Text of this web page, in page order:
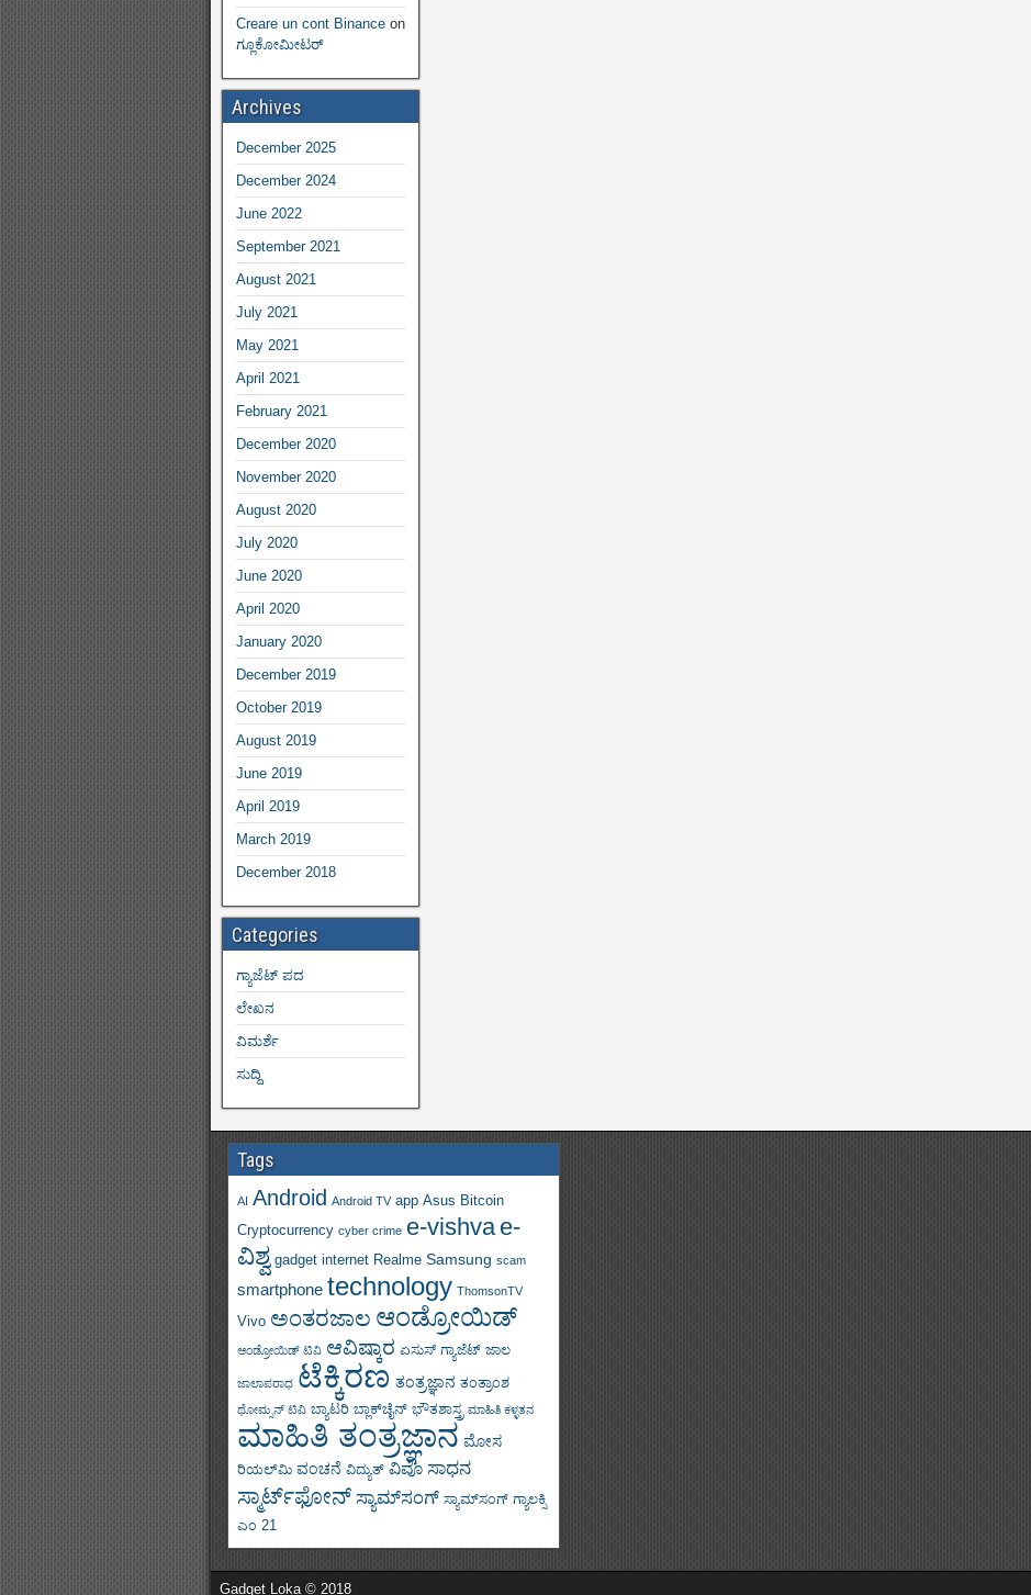
Creare un cont Binance on
ಗ್ಲೂಕೋಮೀಟರ್
Archives
December 2025
December 2024
June 2022
September 2021
August 2021
July 2021
May 2021
April 2021
February 2021
December 2020
November 2020
August 2020
July 2020
June 2020
April 2020
January 2020
December 2019
October 2019
August 2019
June 2019
April 2019
March 2019
December 2018
Categories
ಗ್ಯಾಜೆಟ್ ಪದ
ಲೇಖನ
ವಿಮರ್ಶೆ
ಸುದ್ದಿ
Tags
AI Android Android TV app Asus Bitcoin
Cryptocurrency cyber crime e-vishva e-
ವಿಶ್ವ gadget internet Realme Samsung scam
smartphone technology ThomsonTV
Vivo ಅಂತರಜಾಲ ಆಂಡ್ರೋಯಿಡ್
ಆಂಡ್ರೋಯಿಡ್ ಟಿವಿ ಆವಿಷ್ಕಾರ ಏಸುಸ್ ಗ್ಯಾಜೆಟ್ ಜಾಲ
ಜಾಲಾಪರಾಧ ಟೆಕ್ಕಿರಣ ತಂತ್ರಜ್ಞಾನ ತಂತ್ರಾಂಶ
ಥೋಮ್ಸನ್ ಟಿವಿ ಬ್ಯಾಟರಿ ಬ್ಲಾಕ್‌ಚೈನ್ ಭೌತಶಾಸ್ತ್ರ ಮಾಹಿತಿ ಕಳ್ಳತನ
ಮಾಹಿತಿ ತಂತ್ರಜ್ಞಾನ ಮೋಸ
ರಿಯಲ್‌ಮಿ ವಂಚನೆ ವಿದ್ಯುತ್ ವಿವೊ ಸಾಧನ
ಸ್ಮಾರ್ಟ್‌ಫೋನ್ ಸ್ಯಾಮ್‌ಸಂಗ್ ಸ್ಯಾಮ್‌ಸಂಗ್ ಗ್ಯಾಲಕ್ಸಿ
ಎಂ 21
Gadget Loka © 2018